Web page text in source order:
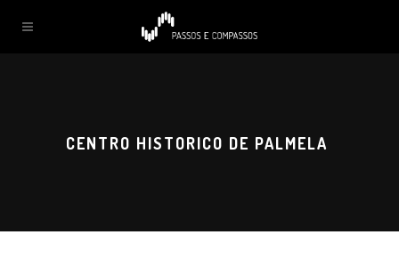
CENTRO HISTORICO DE PALMELA